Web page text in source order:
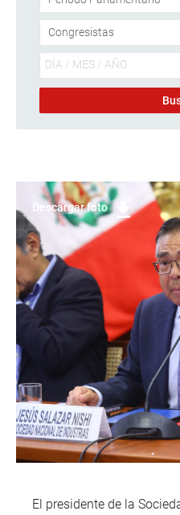
Descargar foto
El presidente de la